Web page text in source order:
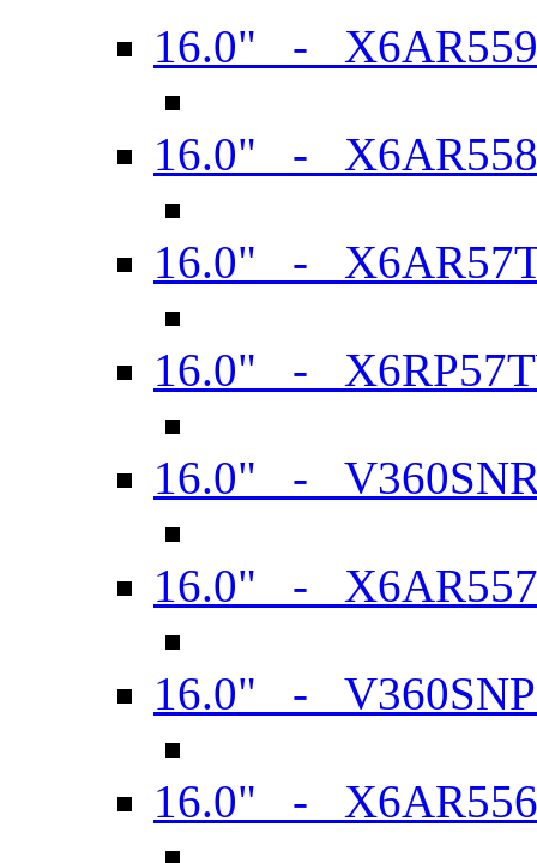
16.0" -
16.0" -
16.0" -
16.0" -
16.0" -
16.0" -
16.0" -
16.0" -